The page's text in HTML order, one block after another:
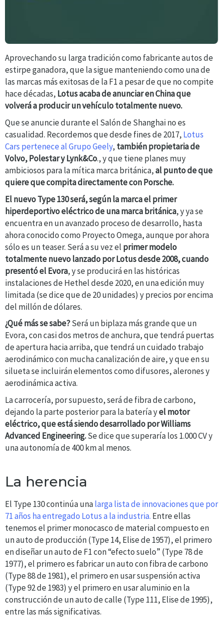
Aprovechando su larga tradición como fabricante autos de
estirpe ganadora, que la sigue manteniendo como una de
las marcas más exitosas de la F1 a pesar de que no compite
hace décadas, Lotus acaba de anunciar en China que
volverá a producir un vehículo totalmente nuevo.
Que se anuncie durante el Salón de Shanghai no es
casualidad. Recordemos que desde fines de 2017, Lotus
Cars pertenece al Grupo Geely, también propietaria de
Volvo, Polestar y Lynk&Co., y que tiene planes muy
ambiciosos para la mítica marca británica,al punto de que
quiere que compita directamente con Porsche.
El nuevo Type 130 será, según la marca el primer
hiperdeportivo eléctrico de una marca británica, y ya se
encuentra en un avanzado proceso de desarrollo, hasta
ahora conocido como Proyecto Omega, aunque por ahora
sólo es un teaser. Será a su vez el primer modelo
totalmente nuevo lanzado por Lotus desde 2008, cuando
presentó el Evora, y se producirá en las históricas
instalaciones de Hethel desde 2020, en una edición muy
limitada (se dice que de 20 unidades) y precios por encima
del millón de dólares.
¿Qué más se sabe?Será un biplaza más grande que un
Evora, con casi dos metros de anchura, que tendrá puertas
de apertura hacia arriba, que tendrá un cuidado trabajo
aerodinámico con mucha canalización de aire, y que en su
silueta se incluirán elementos como difusores, alerones y
aerodinámica activa.
La carrocería, por supuesto, será de fibra de carbono,
dejando la parte posterior para la batería yel motor
eléctrico, que está siendo desarrollado por Williams
Advanced Engineering.Se dice que superaría los 1.000 CV y
una autonomía de 400 km al menos.
La herencia
El Type 130 continúa unalarga lista de innovaciones que por
71 años ha entregado Lotus a la industria. Entre ellas
tenemos el primer monocasco de material compuesto en
un auto de producción (Type 14, Elise de 1957), el primero
en diseñar un auto de F1 con “efecto suelo” (Type 78 de
1977), el primero es fabricar un auto con fibra de carbono
(Type 88 de 1981), el primero en usar suspensión activa
(Type 92 de 1983) y el primero en usar aluminio en la
construcción de un auto de calle (Type 111, Elise de 1995),
entre las más significativas.